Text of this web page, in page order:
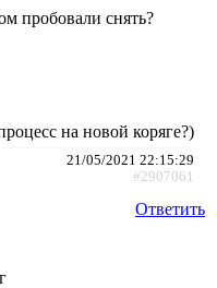
пробовали снять?
на новой коряге?)
21/05/2021 22:15:29
#2907061
Ответить